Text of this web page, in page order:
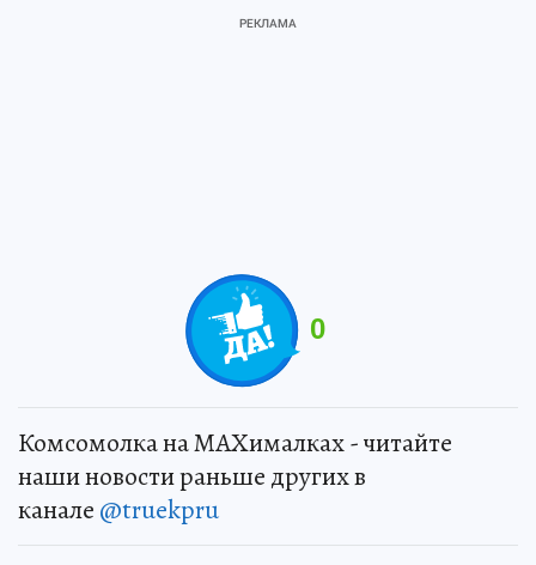
0
Комсомолка на MAXималках - читайте
наши новости раньше других в
канале @truekpru